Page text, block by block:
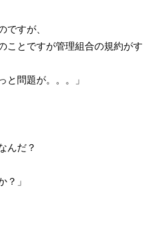
ですが、
ことですが管理組合の規約がす
と問題が。。。」
んだ？
？」